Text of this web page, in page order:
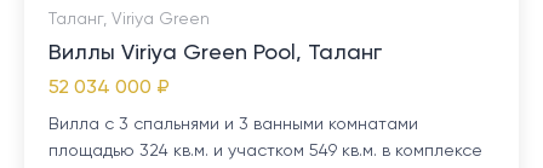
Таланг, Viriya Green
Виллы Viriya Green Pool, Таланг
52 034 000 ₽
Вилла с 3 спальнями и 3 ванными комнатами
площадью 324 кв.м. и участком 549 кв.м. в комплексе